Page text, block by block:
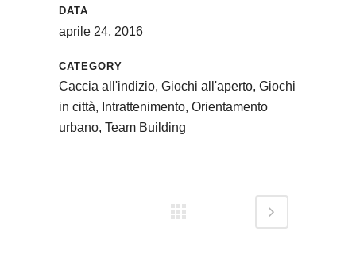
DATA
aprile 24, 2016
CATEGORY
Caccia all'indizio, Giochi all'aperto, Giochi
in città, Intrattenimento, Orientamento
urbano, Team Building